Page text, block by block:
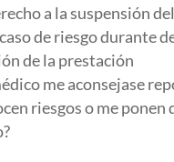
a la suspensión
de riesgo durante
de la prestación
me aconsejase
riesgos o me